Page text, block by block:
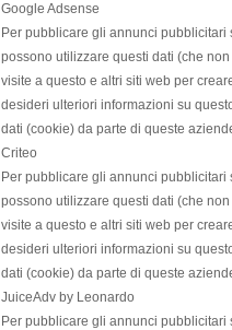
Google Adsense
Per pubblicare gli annunci
possono utilizzare questi dati (che
visite a questo e altri siti web per
desideri ulteriori informazioni su
dati (cookie) da parte di queste
Criteo
Per pubblicare gli annunci
possono utilizzare questi dati (che
visite a questo e altri siti web per
desideri ulteriori informazioni su
dati (cookie) da parte di queste
JuiceAdv by Leonardo
Per pubblicare gli annunci